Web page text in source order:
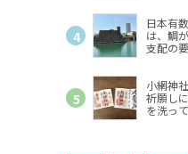
日本有
は、鯛
支配の
小網神
祈願し
を洗っ